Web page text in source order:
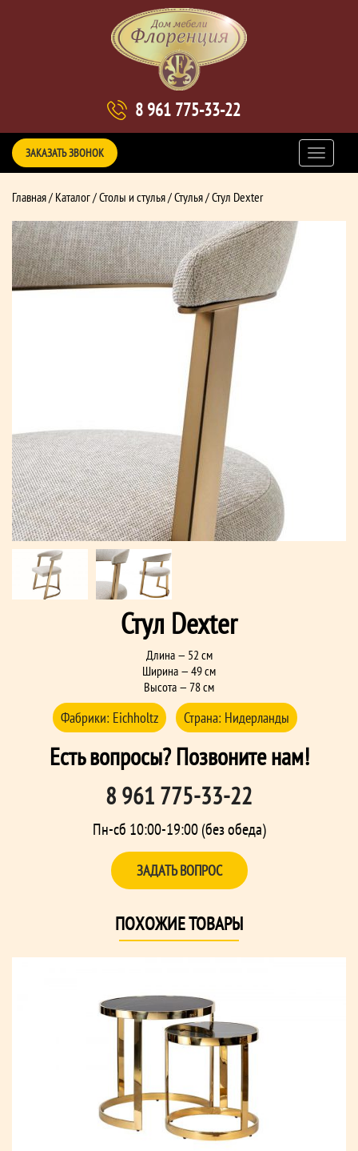
8 961 775-33-22
ЗАКАЗАТЬ ЗВОНОК
Главная/ Каталог/Столы и стулья/Стулья/ Стул Dexter
Стул Dexter
Длина — 52 см
Ширина — 49 см
Высота — 78 см
Фабрики: Eichholtz Страна: Нидерланды
Есть вопросы? Позвоните нам!
8 961 775-33-22
Пн-сб 10:00-19:00 (без обеда)
ЗАДАТЬ ВОПРОС
ПОХОЖИЕ ТОВАРЫ